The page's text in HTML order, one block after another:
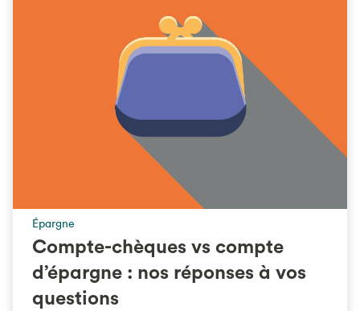
Épargne
Compte-chèques vs compte
d’épargne : nos réponses à vos
questions